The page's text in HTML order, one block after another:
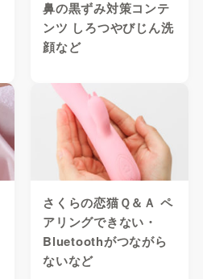
鼻の黒ずみ対策コンテ
ンツ しろつやびじん洗
顔など
さくらの恋猫Ｑ＆Ａ ペ
アリングできない・
Bluetoothがつながら
ないなど